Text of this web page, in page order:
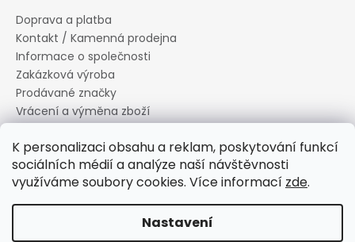
K personalizaci obsahu a reklam, poskytování funkcí
sociálních médií a analýze naší návštěvnosti
využíváme soubory cookies. Více informací zde.
Nastavení
Doprava a platba
Kontakt / Kamenná prodejna
Informace o společnosti
Zakázková výroba
Prodávané značky
Vrácení a výměna zboží
Informace o souborech cookies
Reklamační řád
Obchodní podmínky